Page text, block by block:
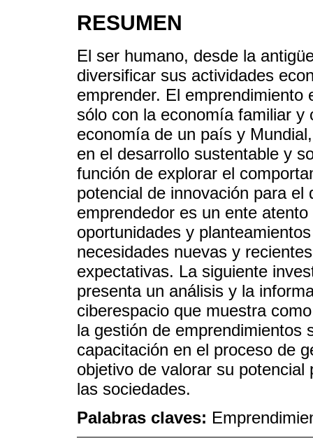
RESUMEN
El ser humano, desde la
diversificar sus actividades
emprender. El
sólo con la economía familiar
economía de un país y
en el desarrollo sustentable y
función de explorar el
potencial de innovación para
emprendedor es un ente
oportunidades y
necesidades nuevas y
expectativas. La siguiente
presenta un análisis y la
ciberespacio que muestra
la gestión de emprendimientos
capacitación en el proceso de
objetivo de valorar su
las sociedades.
Palabras claves: